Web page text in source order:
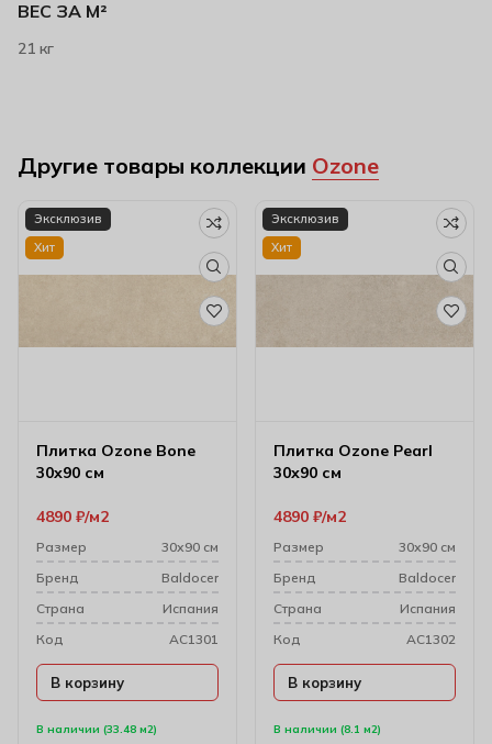
ВЕС ЗА М²
21 кг
Другие товары коллекции Ozone
Эксклюзив
Хит
Плитка Ozone Bone
30х90 см
В наличии (33.48 м2)
4890 ₽ м2
Размер
30х90 см
Бренд
Baldocer
Cтрана
Испания
Код
AC1301
В корзину
Эксклюзив
Хит
Плитка Ozone Pearl
30х90 см
В наличии (8.1 м2)
4890 ₽ м2
Размер
30х90 см
Бренд
Baldocer
Cтрана
Испания
Код
AC1302
В корзину